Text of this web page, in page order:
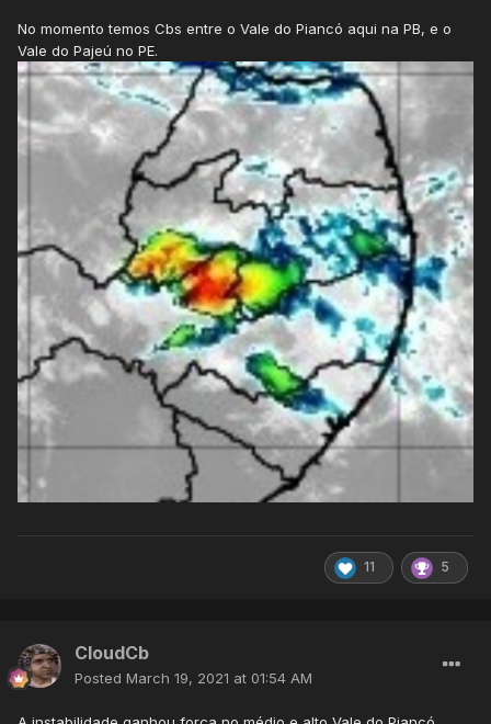
No momento temos Cbs entre o Vale do Piancó aqui na PB, e o
Vale do Pajeú no PE.
11 5
CloudCb
Posted March 19, 2021 at 01:54 AM